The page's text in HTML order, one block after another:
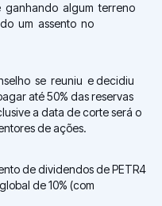
ganhando algum terreno
um assento no
se reuniu e decidiu
até 50% das reservas
a data de corte será o
de ações.
de dividendos de PETR4
de 10% (com